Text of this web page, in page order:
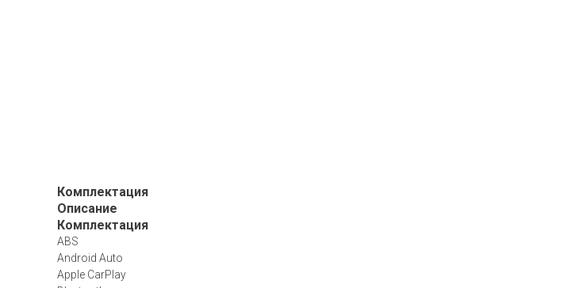
Комплектация
Описание
Комплектация
ABS
Android Auto
Apple CarPlay